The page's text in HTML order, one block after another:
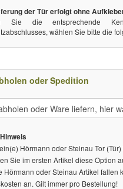
der Tür erfolgt ohne
Sie die entsprechende
wählen Sie bitte die
oder Spedition
Hörmann oder Steinau Tor
Sie im ersten Artikel diese Option
Hörmann oder Steinau Artikel fallen
an. Gilt immer pro Bestellung!